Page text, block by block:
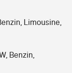
Limousine,
Benzin,